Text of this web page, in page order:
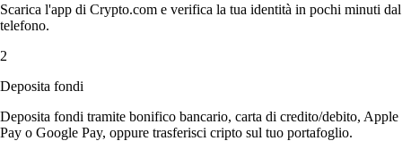
Scarica l'app di Crypto.com e verifica la tua identità in pochi minuti dal
telefono.
2
Deposita fondi
Deposita fondi tramite bonifico bancario, carta di credito/debito, Apple
Pay o Google Pay, oppure trasferisci cripto sul tuo portafoglio.